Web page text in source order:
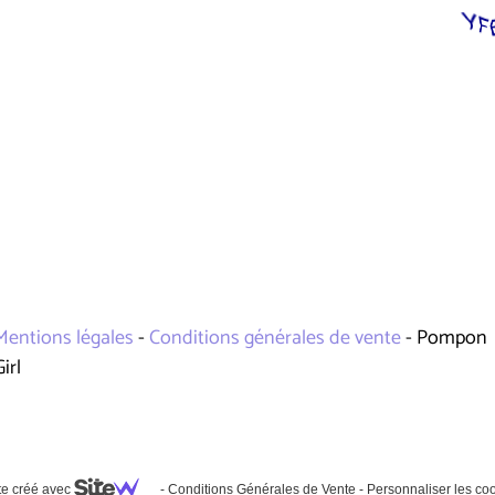
légales-Conditions générales de vente- Pompon
créé avec - Conditions Générales de Vente - Personnaliser les